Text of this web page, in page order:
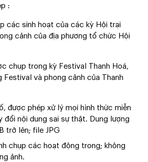
:
các sinh hoạt của các kỳ Hội trại
cảnh của địa phương tổ chức Hội
chụp trong kỳ Festival Thanh Hoá,
và phong cảnh của Thanh
được phép xử lý mọi hình thức miễn
đổi nội dung sai sự thật. Dung lượng
trở lên; file JPG
chụp các hoạt động trong; không
ảnh.